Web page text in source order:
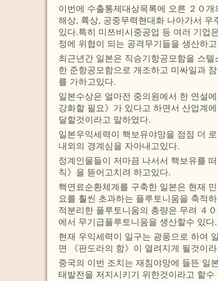
이번에 수출통제대상목록에 오른 ２０
해상, 륙상, 공중무력현대화 나아가서 우
있다.특히 미쯔비시중공업 등 여러 기업
정에 위협이 되는 공격무기들을 생산하
최근년간 일본은 직승기항공모함을 스
한 준항공모함으로 개조하고 미싸일과
를 가하고있다.
일본수상은 얼마전 중의원에서 한 연설
강화할 필요》가 있다고 하면서 산업계
달할것이라고 말하였다.
일본우익세력이 핵보유야망을 점점 더
내외의 경계심을 자아내고있다.
정계인물들이 저마끔 나서서 핵보유를
칙》을 뜯어고치려 하고있다.
핵연료순환체계를 구축한 일본은 현재
요를 훨씬 초과하는 플루토니움을 축적
적분리한 플루토니움의 총량은 무려 ４
에서 무기급플루토니움을 생산할수 있다.
현재 우익세력이 일구는 광풍으로 하여
면 《판도라의 함》이 열려지게 될것이
중국의 이번 조치는 재침야망에 들뜬 일
태발전을 저지시키기 위한것이라고 할수